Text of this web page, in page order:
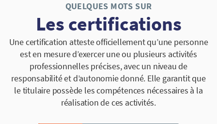
QUELQUES MOTS SUR
Les certifications
Une certification atteste officiellement qu’une personne
est en mesure d’exercer une ou plusieurs activités
professionnelles précises, avec un niveau de
responsabilité et d’autonomie donné. Elle garantit que
le titulaire possède les compétences nécessaires à la
réalisation de ces activités.